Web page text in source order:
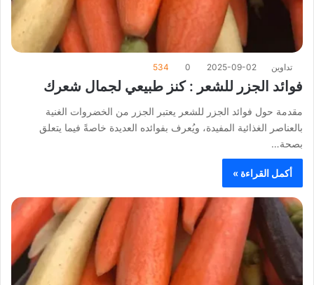
تداوين 2025-09-02
0
534
فوائد الجزر للشعر : كنز طبيعي لجمال شعرك
مقدمة حول فوائد الجزر للشعر يعتبر الجزر من الخضروات الغنية
بالعناصر الغذائية المفيدة، ويُعرف بفوائده العديدة خاصةً فيما يتعلق
بصحة…
أكمل القراءة »